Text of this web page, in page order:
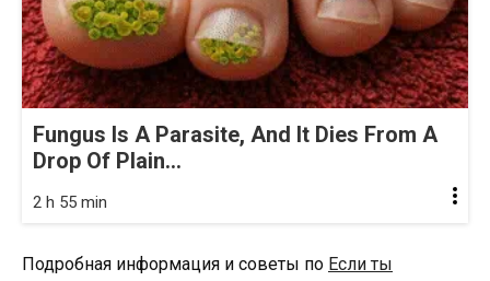
Fungus Is A Parasite, And It Dies From A
Drop Of Plain...
2 h 55 min
Подробная информация и советы по Если ты